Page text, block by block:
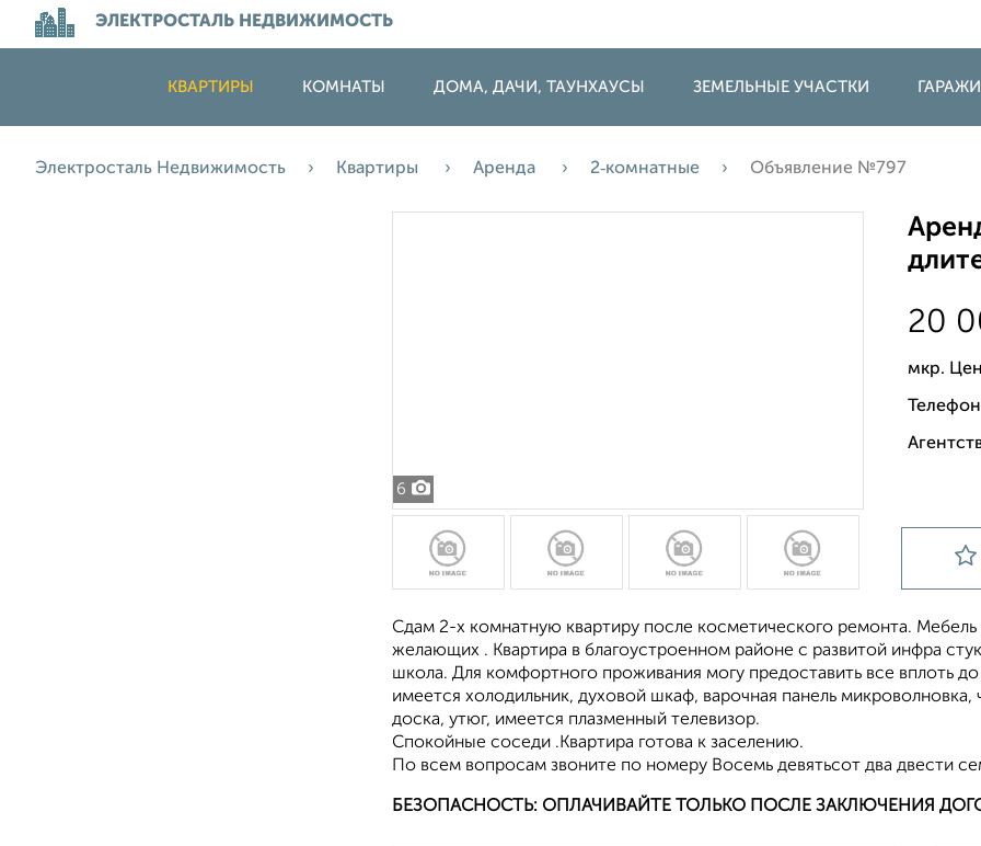
ЭЛЕКТРОСТАЛЬ НЕДВИЖИМОСТЬ
КВАРТИРЫ КОМНАТЫ ДОМА, ДАЧИ, ТАУНХАУСЫ ЗЕМЕЛЬНЫЕ УЧАСТКИ
Электросталь Недвижимость Квартиры Аренда 2‑комнатные Объявление №797
6
20
мкр.
Сдам 2-х комнатную квартиру после косметического ремонта.
желающих . Квартира в благоустроенном районе с развитой инфра
школа. Для комфортного проживания могу предоставить все вплоть
имеется холодильник, духовой шкаф, варочная панель микроволновка,
доска, утюг, имеется плазменный телевизор.
Спокойные соседи .Квартира готова к заселению.
По всем вопросам звоните по номеру Восемь девятьсот два двести
БЕЗОПАСНОСТЬ: ОПЛАЧИВАЙТЕ ТОЛЬКО ПОСЛЕ ЗАКЛЮЧЕНИЯ